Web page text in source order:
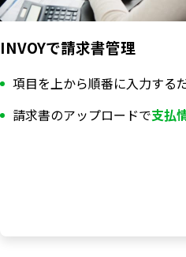
INVOYで請求書管理
項目を上から順番に入力する
請求書のアップロードで支払